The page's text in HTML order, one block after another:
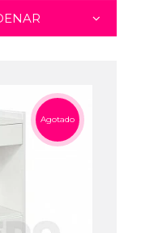
Agotado